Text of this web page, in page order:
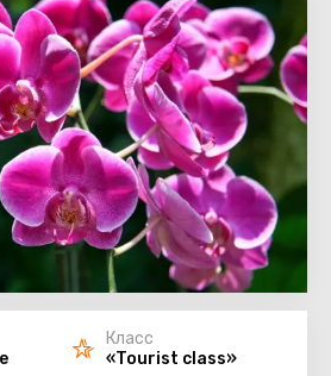
Класс
«Tourist class»